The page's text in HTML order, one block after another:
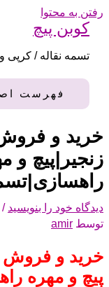
رفتن به محتوا
کوبن پیچ
تسمه نقاله / کرپی
فهرست
خرید و
زنجیر|پیچ و
دیدگاه‌ خود را بنویسید /
توسط amir
خرید و فروش
پیچ و مهره